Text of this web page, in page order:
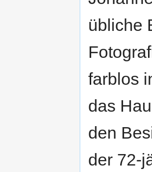
übliche
farblos
das
den
der 72-